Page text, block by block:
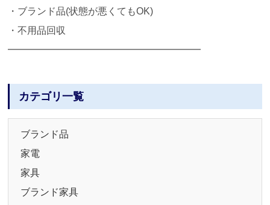
・ブランド品(状態が悪くてもOK)
・不用品回収
━━━━━━━━━━━━━━━━━━━━
カテゴリ一覧
ブランド品
家電
家具
ブランド家具